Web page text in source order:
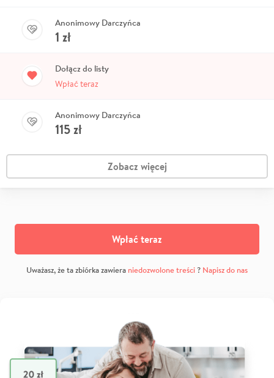
Anonimowy Darczyńca
1 zł
Dołącz do listy
Wpłać teraz
Anonimowy Darczyńca
115zł
Zobacz więcej
Wpłać teraz
Uważasz, że ta zbiórka zawiera niedozwolone treści? Napisz do nas